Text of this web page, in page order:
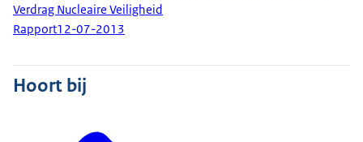
Verdrag Nucleaire Veiligheid
Rapport12-07-2013
Hoort bij